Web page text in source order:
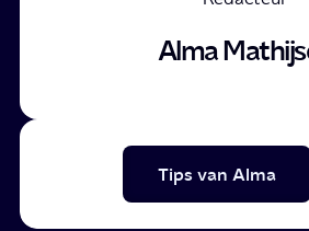
Alma
Tips van Alma